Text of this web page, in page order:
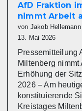
eine
AfD Fraktion
nimmt Arbeit
von Jakob Hellemann
13. Mai 2026
Pressemitteilung
Miltenberg
Erhöhung der
2026 – Am
konstituierende
Kreistages